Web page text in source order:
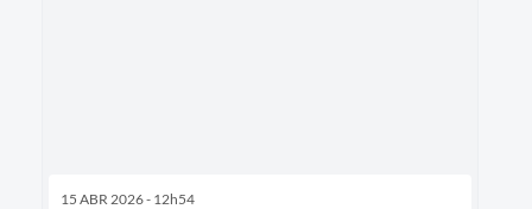
15 ABR 2026 - 12h54